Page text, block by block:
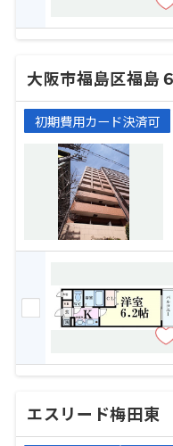
初期費用カード決済可
エスリード梅田東